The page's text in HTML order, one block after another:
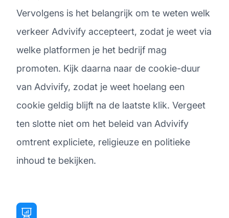
Vervolgens is het belangrijk om te weten welk
verkeer Advivify accepteert, zodat je weet via
welke platformen je het bedrijf mag
promoten. Kijk daarna naar de cookie-duur
van Advivify, zodat je weet hoelang een
cookie geldig blijft na de laatste klik. Vergeet
ten slotte niet om het beleid van Advivify
omtrent expliciete, religieuze en politieke
inhoud te bekijken.